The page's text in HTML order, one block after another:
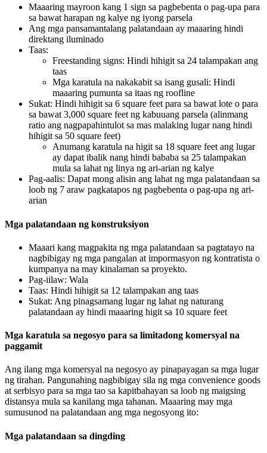
Maaaring mayroon kang 1 sign sa pagbebenta o pag-upa para
sa bawat harapan ng kalye ng iyong parsela
Ang mga pansamantalang palatandaan ay maaaring hindi
direktang iluminado
Taas:
Freestanding signs: Hindi hihigit sa 24 talampakan ang
taas
Mga karatula na nakakabit sa isang gusali: Hindi
maaaring pumunta sa itaas ng roofline
Sukat: Hindi hihigit sa 6 square feet para sa bawat lote o para
sa bawat 3,000 square feet ng kabuuang parsela (alinmang
ratio ang nagpapahintulot sa mas malaking lugar nang hindi
hihigit sa 50 square feet)
Anumang karatula na higit sa 18 square feet ang lugar
ay dapat ibalik nang hindi bababa sa 25 talampakan
mula sa lahat ng linya ng ari-arian ng kalye
Pag-aalis: Dapat mong alisin ang lahat ng mga palatandaan sa
loob ng 7 araw pagkatapos ng pagbebenta o pag-upa ng ari-
arian
Mga palatandaan ng konstruksiyon
Maaari kang magpakita ng mga palatandaan sa pagtatayo na
nagbibigay ng mga pangalan at impormasyon ng kontratista o
kumpanya na may kinalaman sa proyekto.
Pag-iilaw: Wala
Taas: Hindi hihigit sa 12 talampakan ang taas
Sukat: Ang pinagsamang lugar ng lahat ng naturang
palatandaan ay hindi maaaring higit sa 10 square feet
Mga karatula sa negosyo para sa limitadong komersyal na
paggamit
Ang ilang mga komersyal na negosyo ay pinapayagan sa mga lugar
ng tirahan. Pangunahing nagbibigay sila ng mga convenience goods
at serbisyo para sa mga tao sa kapitbahayan sa loob ng maigsing
distansya mula sa kanilang mga tahanan. Maaaring may mga
sumusunod na palatandaan ang mga negosyong ito:
Mga palatandaan sa dingding